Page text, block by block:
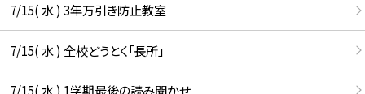
7/15( 水 ) 3年万引き防止教室
7/15( 水 ) 全校どうとく「長所」
7/15( 水 ) 1学期最後の読み聞かせ